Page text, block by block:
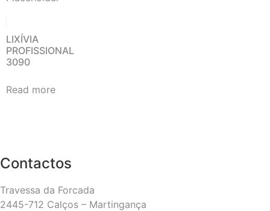
LIXÍVIA
PROFISSIONAL
3090
Read more
Contactos
Travessa da Forcada
2445-712 Calços – Martingança